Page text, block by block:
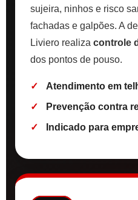
sujeira, ninhos e risco
fachadas e galpões. A
Liviero realiza controle
dos pontos de pouso.
Atendimento em
Prevenção contra
Indicado para